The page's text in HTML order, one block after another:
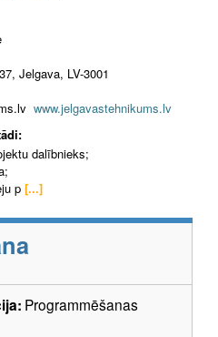
Jelgava, LV-3001
www.jelgavastehnikums.lv
dalībnieks;
p [...]
Programmēšanas